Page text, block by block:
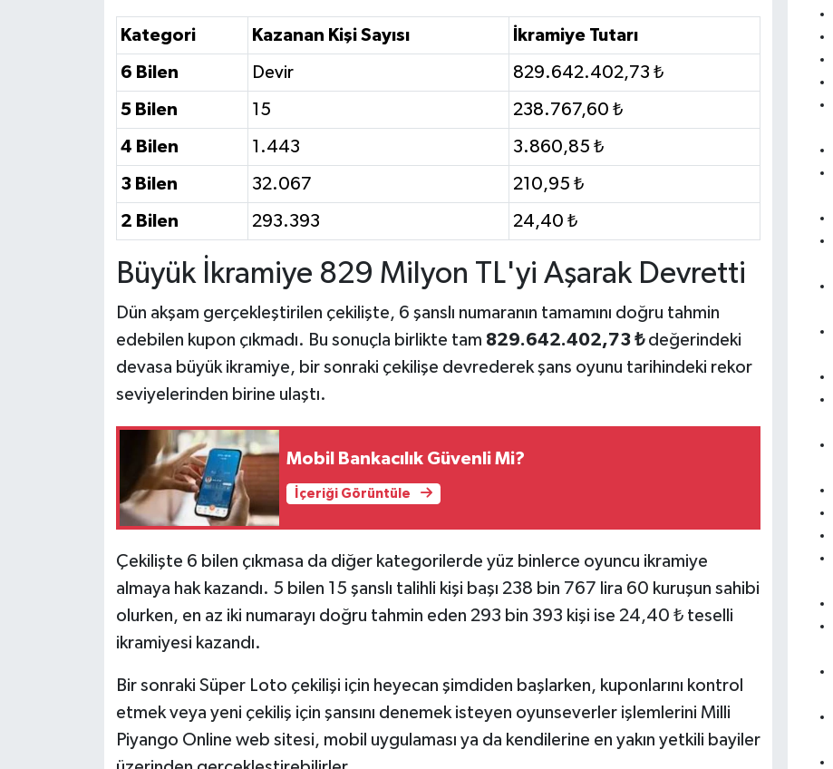
Kategori Kazanan Kişi Sayısı İkramiye Tutarı
6 Bilen Devir 829.642.402,73 ₺
5 Bilen 15 238.767,60 ₺
4 Bilen 1.443 3.860,85 ₺
3 Bilen 32.067 210,95 ₺
2 Bilen 293.393 24,40 ₺
Büyük İkramiye 829 Milyon TL'yi Aşarak Devretti
Dün akşam gerçekleştirilen çekilişte, 6 şanslı numaranın tamamını doğru tahmin
edebilen kupon çıkmadı. Bu sonuçla birlikte tam 829.642.402,73 ₺değerindeki
devasa büyük ikramiye, bir sonraki çekilişe devrederek şans oyunu tarihindeki rekor
seviyelerinden birine ulaştı.
Mobil Bankacılık Güvenli Mi?
İçeriği Görüntüle
Çekilişte 6 bilen çıkmasa da diğer kategorilerde yüz binlerce oyuncu ikramiye
almaya hak kazandı. 5 bilen 15 şanslı talihli kişi başı 238 bin 767 lira 60 kuruşun sahibi
olurken, en az iki numarayı doğru tahmin eden 293 bin 393 kişi ise 24,40 ₺ teselli
ikramiyesi kazandı.
Bir sonraki Süper Loto çekilişi için heyecan şimdiden başlarken, kuponlarını kontrol
etmek veya yeni çekiliş için şansını denemek isteyen oyunseverler işlemlerini Milli
Piyango Online web sitesi, mobil uygulaması ya da kendilerine en yakın yetkili bayiler